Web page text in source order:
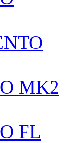
MK2
FL